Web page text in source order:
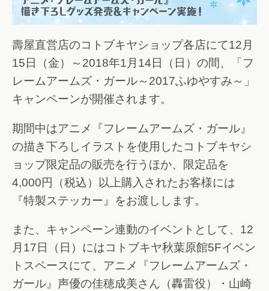
壽屋直営店のコトブキヤショップ各店にて12月
15日（金）～2018年1月14日（日）の間、「フ
レームアームズ・ガール～2017ふゆやすみ～」
キャンペーンが開催されます。
期間中はアニメ『フレームアームズ・ガール』
の描き下ろしイラストを使用したコトブキヤシ
ョップ限定品の販売を行うほか、限定品を
4,000円（税込）以上購入されたお客様には
『特製ステッカー』をお渡しします。
また、キャンペーン連動のイベントとして、12
月17日（日）にはコトブキヤ秋葉原館5Fイベン
トスペースにて、アニメ『フレームアームズ・
ガール』声優の佳穂成美さん（轟雷役）・山崎